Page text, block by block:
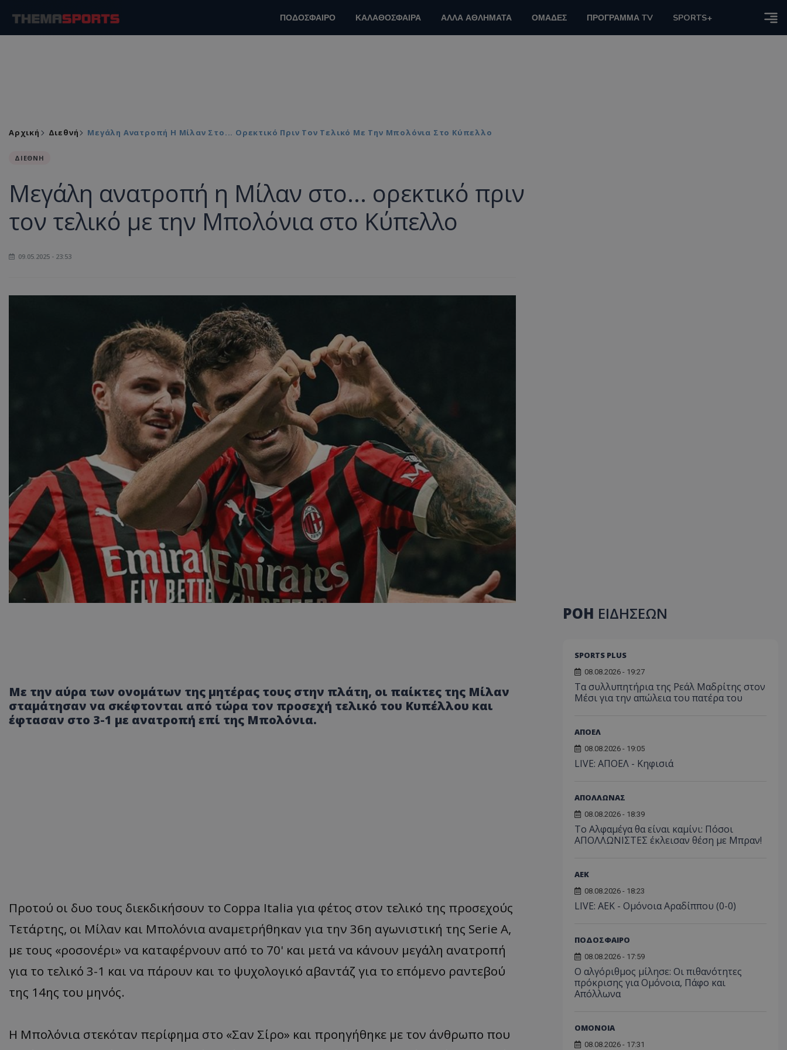
ΠΟΔΟΣΦΑΙΡΟ ΚΑΛΑΘΟΣΦΑΙΡΑ ΑΛΛΑ ΑΘΛΗΜΑΤΑ ΟΜΑΔΕΣ ΠΡΟΓΡΑΜΜΑ TV SPORTS+
Αρχική Διεθνή Μεγάλη Ανατροπή Η Μίλαν Στο... Ορεκτικό Πριν Τον Τελικό Με Την Μπολόνια Στο Κύπελλο
ΔΙΕΘΝΗ
Μεγάλη ανατροπή η Μίλαν στο... ορεκτικό πριν
τον τελικό με την Μπολόνια στο Κύπελλο
09.05.2025 - 23:53
Με την αύρα των ονομάτων της μητέρας τους στην πλάτη, οι παίκτες της Μίλαν
σταμάτησαν να σκέφτονται από τώρα τον προσεχή τελικό του Κυπέλλου και
έφτασαν στο 3-1 με ανατροπή επί της Μπολόνια.
Προτού οι δυο τους διεκδικήσουν το Coppa Italia για φέτος στον τελικό της προσεχούς
Τετάρτης, οι Μίλαν και Μπολόνια αναμετρήθηκαν για την 36η αγωνιστική της Serie A,
με τους «ροσονέρι» να καταφέρνουν από το 70' και μετά να κάνουν μεγάλη ανατροπή
για το τελικό 3-1 και να πάρουν και το ψυχολογικό αβαντάζ για το επόμενο ραντεβού
της 14ης του μηνός.
Η Μπολόνια στεκόταν περίφημα στο «Σαν Σίρο» και προηγήθηκε με τον άνθρωπο που
ΡΟΗ ΕΙΔΗΣΕΩΝ
SPORTS PLUS
08.08.2026 - 19:27
Τα συλλυπητήρια της Ρεάλ Μαδρίτης στον
Μέσι για την απώλεια του πατέρα του
ΑΠΟΕΛ
08.08.2026 - 19:05
LIVE: ΑΠΟΕΛ - Κηφισιά
ΑΠΟΛΛΩΝΑΣ
08.08.2026 - 18:39
Το Αλφαμέγα θα είναι καμίνι: Πόσοι
ΑΠΟΛΛΩΝΙΣΤΕΣ έκλεισαν θέση με Μπραν!
ΑEK
08.08.2026 - 18:23
LIVE: ΑΕΚ - Ομόνοια Αραδίππου (0-0)
ΠΟΔΟΣΦΑΙΡΟ
08.08.2026 - 17:59
Ο αλγόριθμος μίλησε: Οι πιθανότητες
πρόκρισης για Ομόνοια, Πάφο και
Απόλλωνα
ΟΜΟΝΟΙΑ
08.08.2026 - 17:31